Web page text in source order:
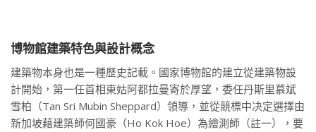
博物館建築特色與設計概念
建築物本身也是一種歷史記載。國家博物館的建立從建築物設
計開始，第一任首相東姑阿都拉曼寄於厚望，委任丹斯里慕斌
雪柏（Tan Sri Mubin Sheppard）領導，並從競標中决定選擇由
新加坡藉建築師何國豪（Ho Kok Hoe）為繪測師（註一），要